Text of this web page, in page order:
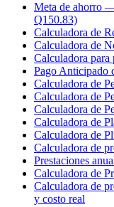
Meta de ahorro
Q150.83)
Calculadora de
Calculadora de
Calculadora para
Pago Anticipado
Calculadora de
Calculadora de
Calculadora de
Calculadora de
Calculadora de
Calculadora de
Prestaciones
Calculadora de
Calculadora de
y costo real